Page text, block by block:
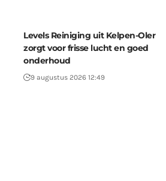
Levels Reiniging uit Kelpen-Oler
zorgt voor frisse lucht en goed
onderhoud
9 augustus 2026 12:49